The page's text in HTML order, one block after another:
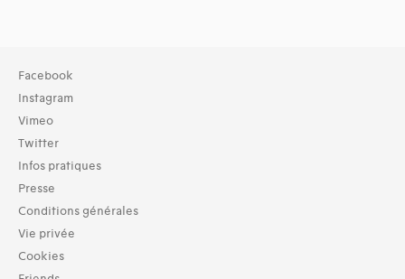
Facebook
Instagram
Vimeo
Twitter
Infos pratiques
Presse
Conditions générales
Vie privée
Cookies